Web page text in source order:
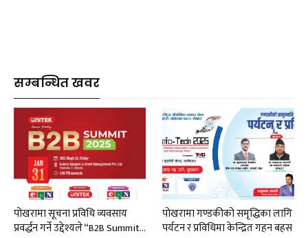
सम्बन्धित खवर
पोखरामा सूचना प्रविधि व्यवसाय
प्रवर्द्धन गर्ने उद्देश्यले “B2B Summit…
पोखरामा गण्डकीको समृद्धिका लागि
पर्यटन र प्रविधिमा केन्द्रित गहन बहस